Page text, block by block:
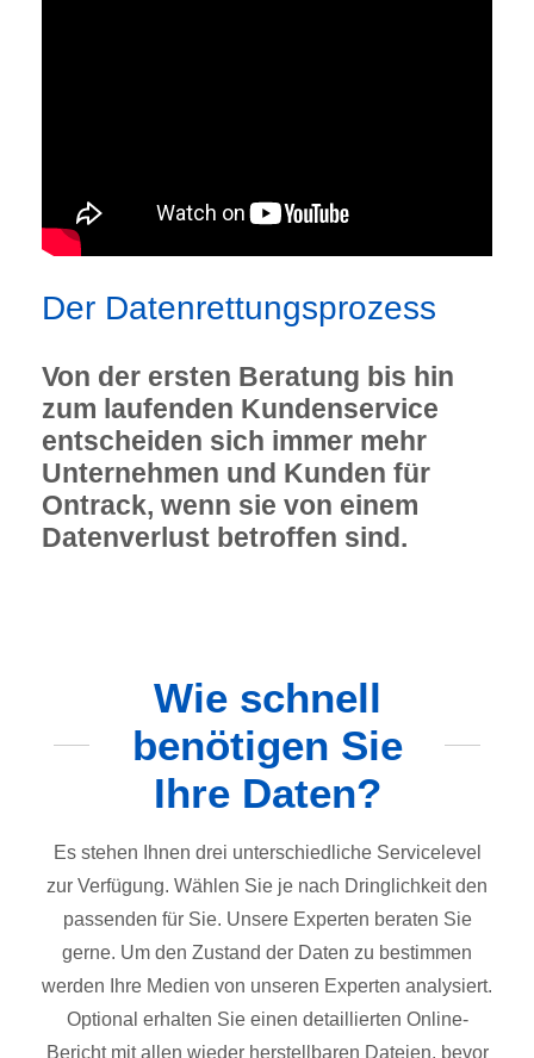
Der Datenrettungsprozess
Von der ersten Beratung bis hin
zum laufenden Kundenservice
entscheiden sich immer mehr
Unternehmen und Kunden für
Ontrack, wenn sie von einem
Datenverlust betroffen sind.
Wie schnell
benötigen Sie
Ihre Daten?
Es stehen Ihnen drei unterschiedliche Servicelevel
zur Verfügung. Wählen Sie je nach Dringlichkeit den
passenden für Sie. Unsere Experten beraten Sie
gerne. Um den Zustand der Daten zu bestimmen
werden Ihre Medien von unseren Experten analysiert.
Optional erhalten Sie einen detaillierten Online-
Bericht mit allen wieder herstellbaren Dateien, bevor